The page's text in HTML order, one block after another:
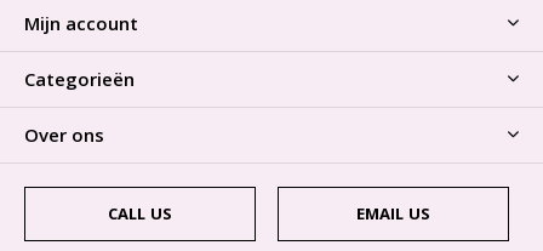
Mijn account
Categorieën
Over ons
CALL US EMAIL US